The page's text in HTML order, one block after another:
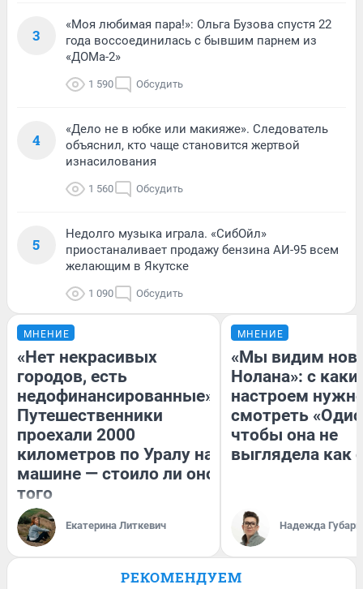
3
«Моя любимая пара!»: Ольга Бузова спустя 22
года воссоединилась с бывшим парнем из
«ДОМа-2»
1 590 Обсудить
4
«Дело не в юбке или макияже». Следователь
объяснил, кто чаще становится жертвой
изнасилования
1 560 Обсудить
5
Недолго музыка играла. «СибОйл»
приостаналивает продажу бензина АИ-95 всем
желающим в Якутске
1 090 Обсудить
МНЕНИЕ
«Нет некрасивых
городов, есть
недофинансированные».
Путешественники
проехали 2000
километров по Уралу на
машине — стоило ли оно
того
Екатерина Литкевич
МНЕНИЕ
«Мы видим
Нолана»: с
настроем
смотреть
чтобы она не
выглядела как
Надежда Губарь
РЕКОМЕНДУЕМ